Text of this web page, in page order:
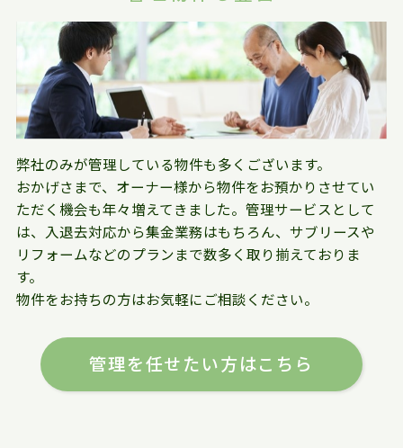
弊社のみが管理している物件も多くございます。
おかげさまで、オーナー様から物件をお預かりさせてい
ただく機会も年々増えてきました。管理サービスとして
は、入退去対応から集金業務はもちろん、サブリースや
リフォームなどのプランまで数多く取り揃えておりま
す。
物件をお持ちの方はお気軽にご相談ください。
管理を任せたい方はこちら